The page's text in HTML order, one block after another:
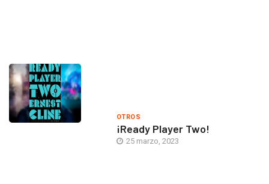
OTROS
¡Ready Player Two!
25 marzo, 2023